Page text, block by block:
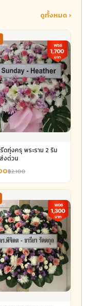
ดูทั้งหมด ›
ดทุ่งครุ พระราม 2 ริม
งด่วน
฿2,100